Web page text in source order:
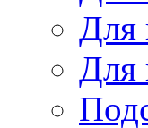
Для
Для